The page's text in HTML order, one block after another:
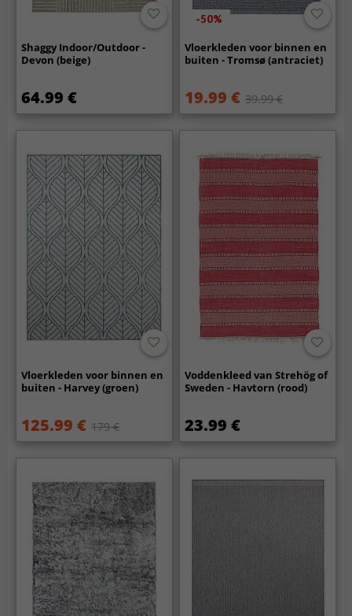
Shaggy Indoor/Outdoor -
Devon (beige)
64.99 €
-50%
Vloerkleden voor binnen en
buiten - Tromsø (antraciet)
19.99 € 39.99 €
Vloerkleden voor binnen en
buiten - Harvey (groen)
125.99 € 179 €
Voddenkleed van Strehög of
Sweden - Havtorn (rood)
23.99 €